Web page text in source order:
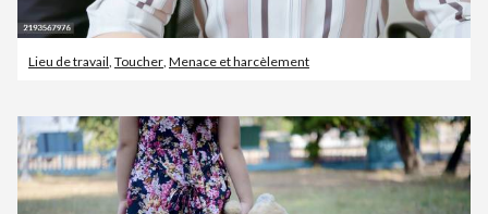
Lieu de travail Toucher Menace et harcèlement